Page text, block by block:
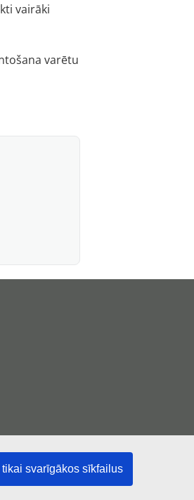
svarīgākos sīkfailus
vairāki
varētu